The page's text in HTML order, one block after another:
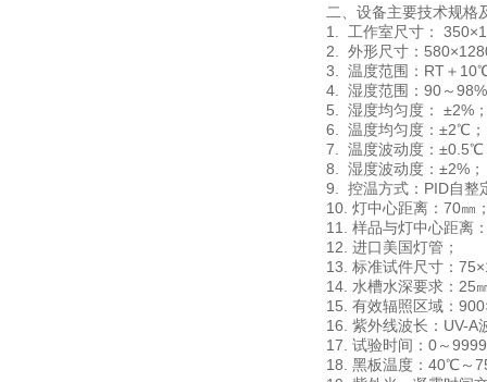
二、设备主要技术规格
1. 工作室尺寸：
2. 外形尺寸：
3. 温度范围：RT＋
4. 湿度范围：90～
5. 湿度均匀度： ±2%
6. 温度均匀度：±2℃；
7. 温度波动度：±0.5℃
8. 湿度波动度：±2%；
9. 控温方式：PID自整
10. 灯中心距离：70㎜
11. 样品与灯中心距离
12. 进口美国灯管；
13. 标准试件尺寸：
14. 水槽水深要求：25
15. 有效辐照区域：
16. 紫外线波长：UV-A
17. 试验时间：0～
18. 黑板温度：40℃～